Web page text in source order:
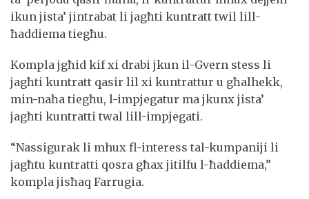
ikun jista’ jintrabat li jagħti kuntratt twil lill-
ħaddiema tiegħu.
Kompla jgħid kif xi drabi jkun il-Gvern stess li
jagħti kuntratt qasir lil xi kuntrattur u għalhekk,
min-naħa tiegħu, l-impjegatur ma jkunx jista’
jagħti kuntratti twal lill-impjegati.
“Nassigurak li mhux fl-interess tal-kumpaniji li
jagħtu kuntratti qosra għax jitilfu l-ħaddiema,”
kompla jisħaq Farrugia.